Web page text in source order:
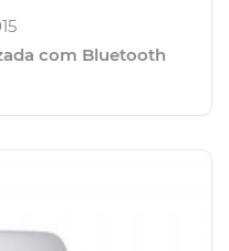
com Bluetooth